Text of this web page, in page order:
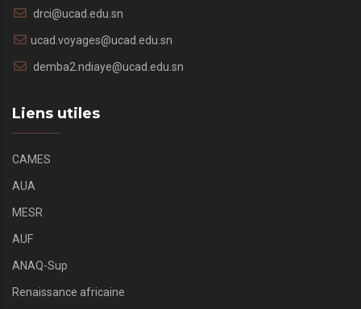
drci@ucad.edu.sn
ucad.voyages@ucad.edu.sn
demba2.ndiaye@ucad.edu.sn
Liens utiles
CAMES
AUA
MESR
AUF
ANAQ-Sup
Renaissance africaine